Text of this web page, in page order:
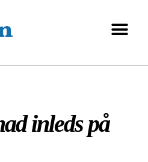
inleds på